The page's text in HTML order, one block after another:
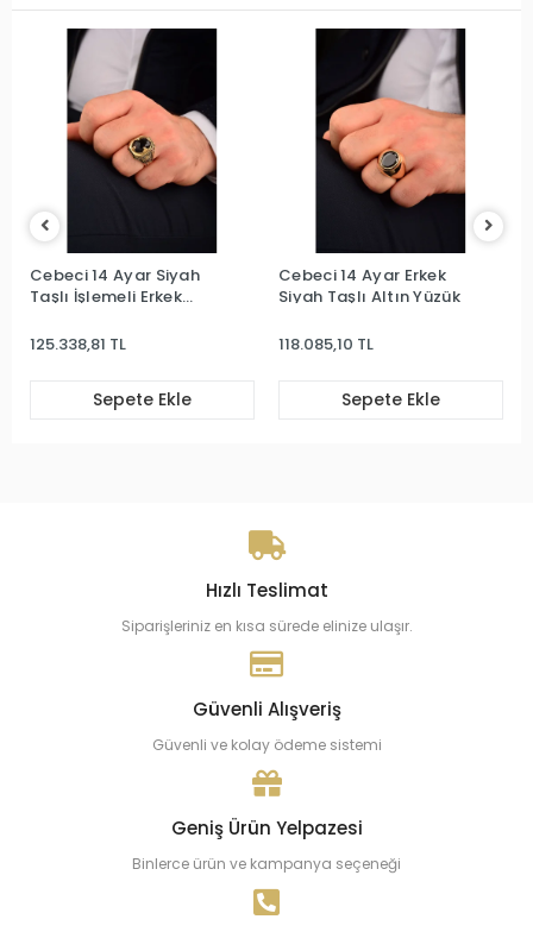
Cebeci 14 Ayar Siyah
Taşlı İşlemeli Erkek
125.338,81 TL
Sepete Ekle
Cebeci 14 Ayar Erkek
Siyah Taşlı Altın Yüzük
118.085,10 TL
Sepete Ekle
Hızlı Teslimat
Siparişleriniz en kısa sürede elinize ulaşır.
Güvenli Alışveriş
Güvenli ve kolay ödeme sistemi
Geniş Ürün Yelpazesi
Binlerce ürün ve kampanya seçeneği